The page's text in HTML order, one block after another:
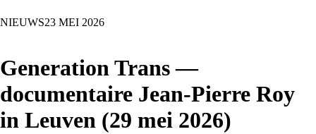
NIEUWS23 MEI 2026
Generation Trans —
documentaire Jean-Pierre Roy
in Leuven (29 mei 2026)